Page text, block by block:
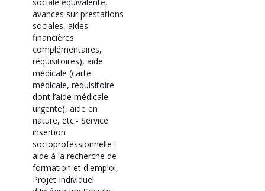
avances sur prestations
sociales, aides
financières
complémentaires,
réquisitoires), aide
médicale (carte
médicale, réquisitoire
dont l’aide médicale
urgente), aide en
nature, etc.- Service
insertion
socioprofessionnelle :
aide à la recherche de
formation et d'emploi,
Projet Individuel